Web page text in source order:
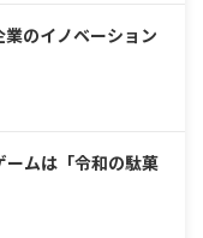
のイノベーション
ムは「令和の駄菓